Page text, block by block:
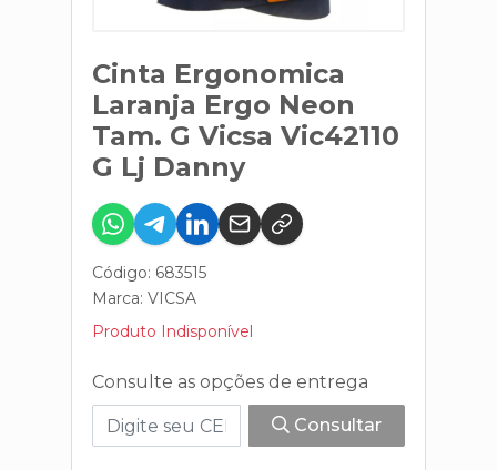
Cinta Ergonomica
Laranja Ergo Neon
Tam. G Vicsa Vic42110
G Lj Danny
Código: 683515
Marca: VICSA
Produto Indisponível
Consulte as opções de entrega
Consultar